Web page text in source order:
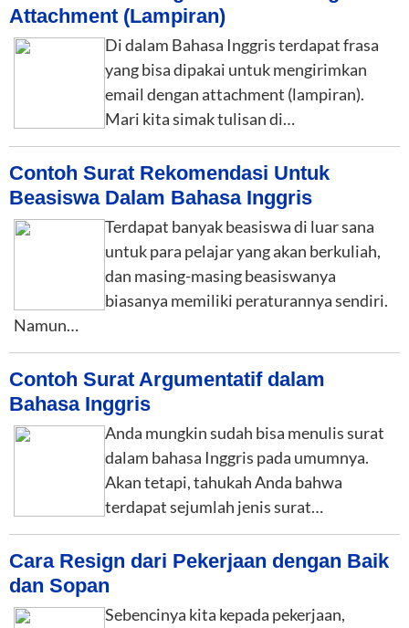
Attachment (Lampiran)
Di dalam Bahasa Inggris terdapat frasa
yang bisa dipakai untuk mengirimkan
email dengan attachment (lampiran).
Mari kita simak tulisan di…
Contoh Surat Rekomendasi Untuk
Beasiswa Dalam Bahasa Inggris
Terdapat banyak beasiswa di luar sana
untuk para pelajar yang akan berkuliah,
dan masing-masing beasiswanya
biasanya memiliki peraturannya sendiri.
Namun…
Contoh Surat Argumentatif dalam
Bahasa Inggris
Anda mungkin sudah bisa menulis surat
dalam bahasa Inggris pada umumnya.
Akan tetapi, tahukah Anda bahwa
terdapat sejumlah jenis surat…
Cara Resign dari Pekerjaan dengan Baik
dan Sopan
Sebencinya kita kepada pekerjaan,